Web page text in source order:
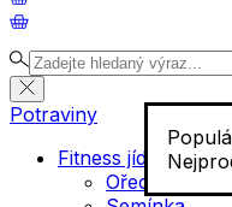
Potraviny
Fitness jídlo
Ořechy